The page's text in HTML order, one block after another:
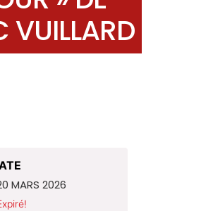
VUILLARD
MARS 2026